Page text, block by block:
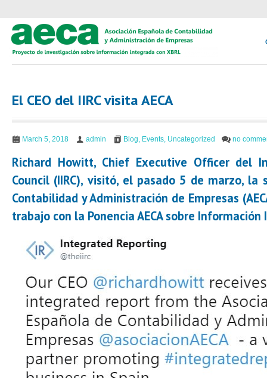
El CEO del IIRC visita AECA
March 5, 2018 admin Blog, Events, Uncategorized no
Richard Howitt, Chief Executive Officer del
Council (IIRC), visitó, el pasado 5 de marzo,
Contabilidad y Administración de Empresas
trabajo con la Ponencia AECA sobre